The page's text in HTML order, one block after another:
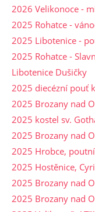
2026 Velikonoce -
2025 Rohatce -
2025 Libotenice -
2025 Rohatce -
Libotenice Dušičky
2025 diecézní pouť
2025 Brozany nad
2025 kostel sv.
2025 Brozany nad
2025 Hrobce,
2025 Hostěnice,
2025 Brozany nad
2025 Brozany nad